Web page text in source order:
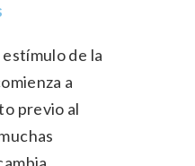
de la
a
previo al